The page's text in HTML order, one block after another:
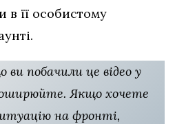
в її особистому
ви побачили це відео у
Якщо хочете
на фронті,